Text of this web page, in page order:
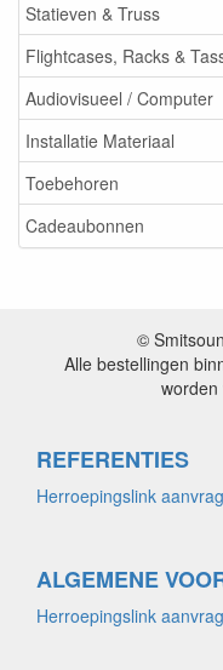
Statieven & Truss
Flightcases, Racks &
Audiovisueel / Computer
Installatie Materiaal
Toebehoren
Cadeaubonnen
©
Alle bestellingen
REFERENTIES
Herroepingslink
ALGEMENE
Herroepingslink